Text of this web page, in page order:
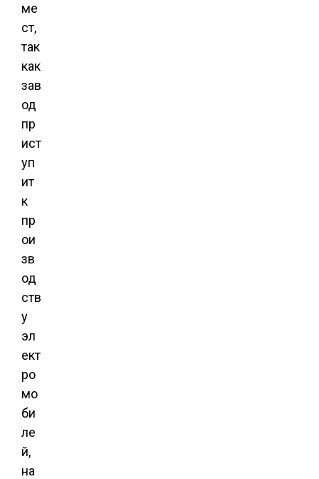
ме
ст,
так
как
зав
од
пр
ист
уп
ит
к
пр
ои
зв
од
ств
у
эл
ект
ро
мо
би
ле
й,
на